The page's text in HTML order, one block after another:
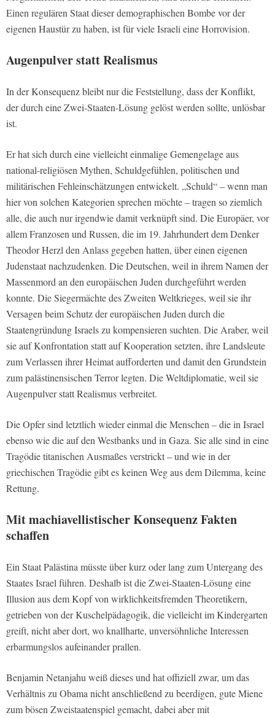
Einen regulären Staat dieser demographischen Bombe vor der
eigenen Haustür zu haben, ist für viele Israeli eine Horrovision.
Augenpulver statt Realismus
In der Konsequenz bleibt nur die Feststellung, dass der Konflikt,
der durch eine Zwei-Staaten-Lösung gelöst werden sollte, unlösbar
ist.
Er hat sich durch eine vielleicht einmalige Gemengelage aus
national-religiösen Mythen, Schuldgefühlen, politischen und
militärischen Fehleinschätzungen entwickelt. „Schuld“ – wenn man
hier von solchen Kategorien sprechen möchte – tragen so ziemlich
alle, die auch nur irgendwie damit verknüpft sind. Die Europäer, vor
allem Franzosen und Russen, die im 19. Jahrhundert dem Denker
Theodor Herzl den Anlass gegeben hatten, über einen eigenen
Judenstaat nachzudenken. Die Deutschen, weil in ihrem Namen der
Massenmord an den europäischen Juden durchgeführt werden
konnte. Die Siegermächte des Zweiten Weltkrieges, weil sie ihr
Versagen beim Schutz der europäischen Juden durch die
Staatengründung Israels zu kompensieren suchten. Die Araber, weil
sie auf Konfrontation statt auf Kooperation setzten, ihre Landsleute
zum Verlassen ihrer Heimat aufforderten und damit den Grundstein
zum palästinensischen Terror legten. Die Weltdiplomatie, weil sie
Augenpulver statt Realismus verbreitet.
Die Opfer sind letztlich wieder einmal die Menschen – die in Israel
ebenso wie die auf den Westbanks und in Gaza. Sie alle sind in eine
Tragödie titanischen Ausmaßes verstrickt – und wie in der
griechischen Tragödie gibt es keinen Weg aus dem Dilemma, keine
Rettung.
Mit machiavellistischer Konsequenz Fakten
schaffen
Ein Staat Palästina müsste über kurz oder lang zum Untergang des
Staates Israel führen. Deshalb ist die Zwei-Staaten-Lösung eine
Illusion aus dem Kopf von wirklichkeitsfremden Theoretikern,
getrieben von der Kuschelpädagogik, die vielleicht im Kindergarten
greift, nicht aber dort, wo knallharte, unversöhnliche Interessen
erbarmungslos aufeinander prallen.
Benjamin Netanjahu weiß dieses und hat offiziell zwar, um das
Verhältnis zu Obama nicht anschließend zu beerdigen, gute Miene
zum bösen Zweistaatenspiel gemacht, dabei aber mit